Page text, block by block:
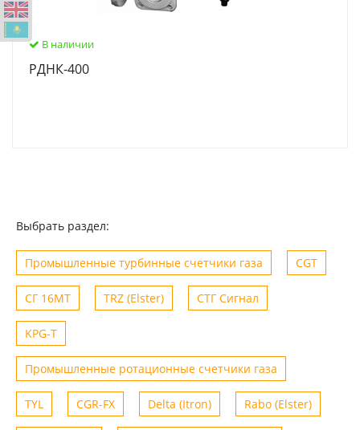
В наличии
РДНК-400
Выбрать раздел:
Промышленные турбинные счетчики газа CGT
СГ 16МТ TRZ (Elster) СТГ Сигнал
KPG-T
Промышленные ротационные счетчики газа
TYL CGR-FX Delta (Itron) Rabo (Elster)